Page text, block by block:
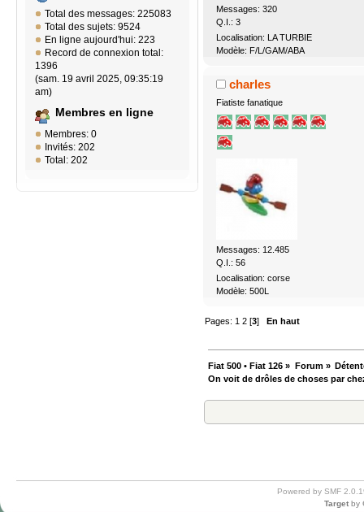
Total des messages: 225083
Total des sujets: 9524
En ligne aujourd'hui: 223
Record de connexion total:
1396
(sam. 19 avril 2025, 09:35:19
am)
Membres en ligne
Membres: 0
Invités: 202
Total: 202
Messages: 320
Q.I.: 3
Localisation: LA TURBIE
Modèle: F/L/GAM/ABA
charles
Fiatiste fanatique
Messages: 12.485
Q.I.: 56
Localisation: corse
Modèle: 500L
Pages: 1 2 [3]En haut
Fiat 500 • Fiat 126 » Forum»
On voit de drôles de choses par
Powered by SMF
Target by